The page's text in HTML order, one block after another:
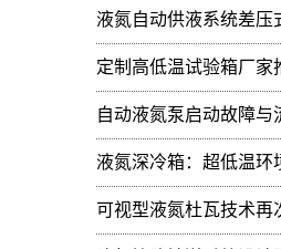
定制高低温试验箱厂家
可视型液氮杜瓦技术再